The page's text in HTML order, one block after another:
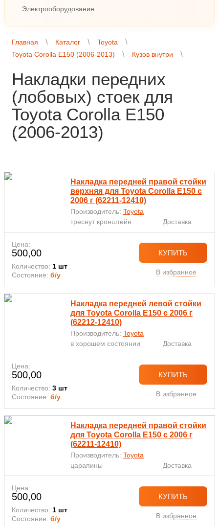
Электрооборудование
Главная Каталог
Toyota
Toyota Corolla E150 (2006-2013)
Кузов внутри
Накладки передних
(лобовых) стоек для
Toyota Corolla E150
(2006-2013)
Накладка передней правой стойки
верхняя для Toyota Corolla E150 с
2006 г (62211-12410)
Производитель: Toyota
треснут кронштейн
Доставка
Цена:
500,00
Количество: 1 шт
Состояние: б/у
КУПИТЬ
В избранное
Накладка передней левой стойки
для Toyota Corolla E150 с 2006 г
(62212-12410)
Производитель: Toyota
в хорошем состоянии
Доставка
Цена:
500,00
Количество: 3 шт
Состояние: б/у
КУПИТЬ
В избранное
Накладка передней правой стойки
для Toyota Corolla E150 с 2006 г
(62211-12410)
Производитель: Toyota
царапины
Доставка
Цена:
500,00
Количество: 1 шт
Состояние: б/у
КУПИТЬ
В избранное